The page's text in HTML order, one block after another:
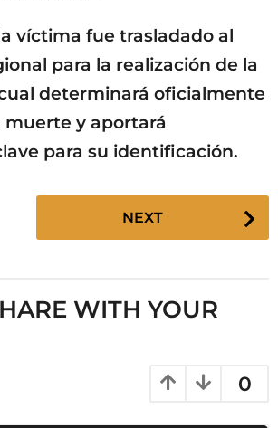
víctima fue trasladado al
para la realización de la
determinará oficialmente
muerte y aportará
para su identificación.
NEXT
WITH YOUR
0